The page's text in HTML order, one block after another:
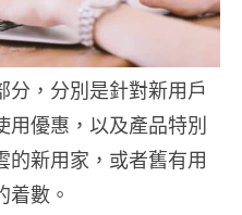
分，分別是針對新用戶
用優惠，以及產品特別
的新用家，或者舊有用
着數。